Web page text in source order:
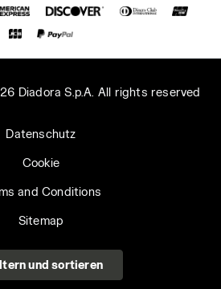
und sortieren
Diadora S.p.A. All rights reserved
Datenschutz
Cookie
and Conditions
Sitemap
Luxemburg | DE